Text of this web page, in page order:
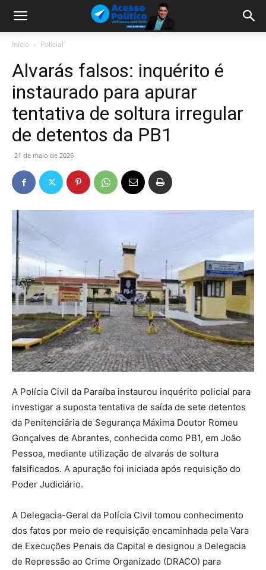
Início Policial
Alvarás falsos: inquérito é
instaurado para apurar
tentativa de soltura irregular
de detentos da PB1
21 de maio de 2026
A Polícia Civil da Paraíba instaurou inquérito policial para
investigar a suposta tentativa de saída de sete detentos
da Penitenciária de Segurança Máxima Doutor Romeu
Gonçalves de Abrantes, conhecida como PB1, em João
Pessoa, mediante utilização de alvarás de soltura
falsificados. A apuração foi iniciada após requisição do
Poder Judiciário.
A Delegacia-Geral da Polícia Civil tomou conhecimento
dos fatos por meio de requisição encaminhada pela Vara
de Execuções Penais da Capital e designou a Delegacia
de Repressão ao Crime Organizado (DRACO) para